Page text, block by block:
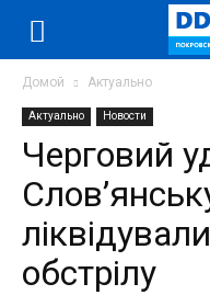
Домой Актуально
Актуально Новости
Черговий
обстрілу